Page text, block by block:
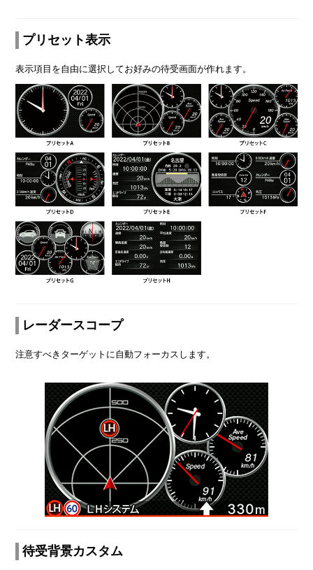
プリセット表示
表示項目を自由に選択してお好みの待受画面が作れます。
レーダースコープ
注意すべきターゲットに自動フォーカスします。
待受背景カスタム